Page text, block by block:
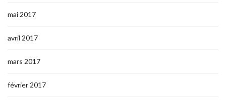
mai 2017
avril 2017
mars 2017
février 2017